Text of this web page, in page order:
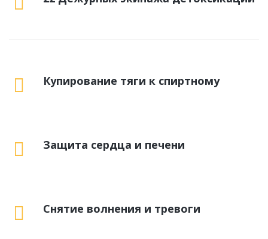
Купирование тяги к спиртному
Защита сердца и печени
Снятие волнения и тревоги